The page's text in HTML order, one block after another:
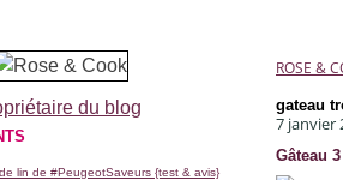
du blog
lin de #PeugeotSaveurs {test & avis}
ROSE &
gateau
7 janvier
Gâteau